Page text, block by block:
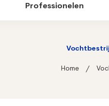
Professionelen
Home